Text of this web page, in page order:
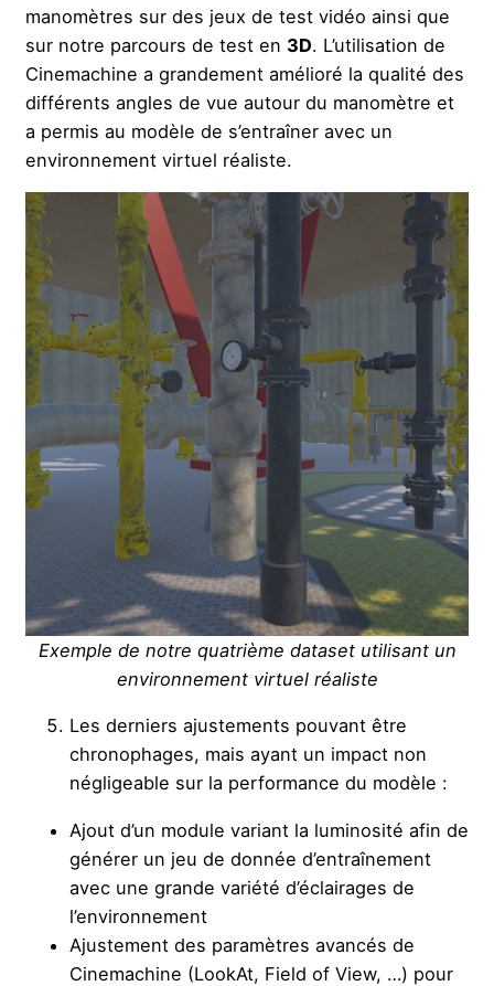
manomètres sur des jeux de test vidéo ainsi que
sur notre parcours de test en 3D. L’utilisation de
Cinemachine a grandement amélioré la qualité des
différents angles de vue autour du manomètre et
a permis au modèle de s’entraîner avec un
environnement virtuel réaliste.
Exemple de notre quatrième dataset utilisant un
environnement virtuel réaliste
Les derniers ajustements pouvant être
chronophages, mais ayant un impact non
négligeable sur la performance du modèle :
Ajout d’un module variant la luminosité afin de
générer un jeu de donnée d’entraînement
avec une grande variété d’éclairages de
l’environnement
Ajustement des paramètres avancés de
Cinemachine (LookAt, Field of View, …) pour